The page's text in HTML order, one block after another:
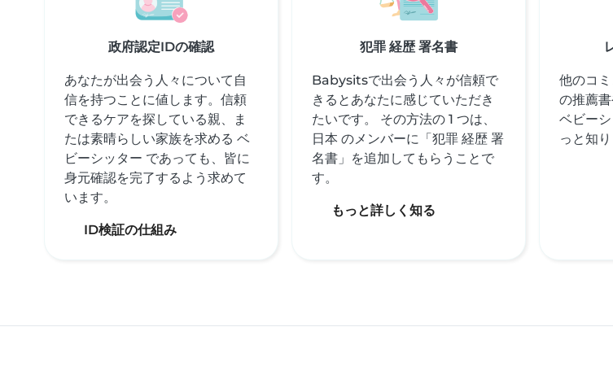
政府認定IDの確認
あなたが出会う人々について自
信を持つことに値します。信頼
できるケアを探している親、ま
たは素晴らしい家族を求める ベ
ビーシッター であっても、皆に
身元確認を完了するよう求めて
います。
ID検証の仕組み
犯罪 経歴 署名書
Babysitsで出会う人々が信頼で
きるとあなたに感じていただき
たいです。 その方法の 1 つは、
日本 のメンバーに「犯罪 経歴 署
名書」を追加してもらうことで
す。
もっと詳しく知る
他のコ
の推薦書
ベビー
っと知り